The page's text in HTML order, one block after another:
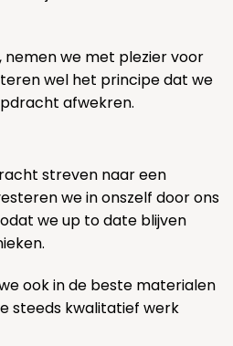
nemen we met plezier voor
wel het principe dat we
afwekren.
streven naar een
we in onszelf door ons
we up to date blijven
ook in de beste materialen
steeds kwalitatief werk